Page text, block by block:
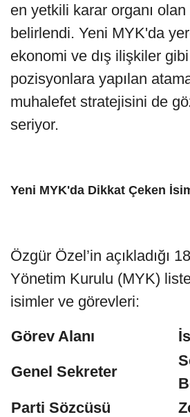
en yetkili karar organı
belirlendi. Yeni MYK'da
ekonomi ve dış ilişkiler
pozisyonlara yapılan
muhalefet stratejisini de
seriyor.
Yeni MYK'da Dikkat Çeken
Özgür Özel’in açıkladığı
Yönetim Kurulu (MYK)
isimler ve görevleri:
Görev Alanı
Genel Sekreter
Parti Sözcüsü